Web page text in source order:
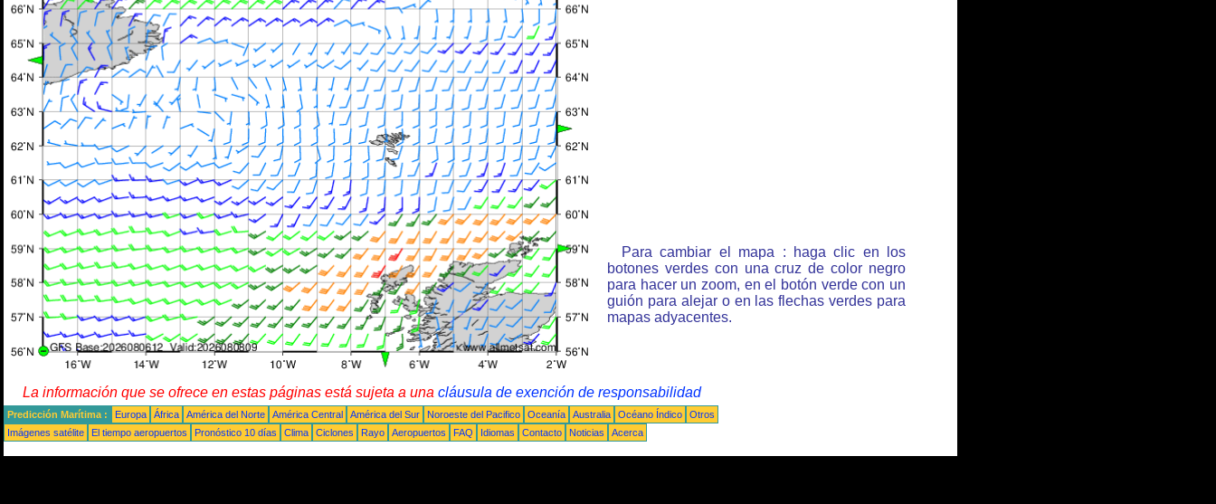
Para cambiar el mapa : haga clic en los
botones verdes con una cruz de color negro
para hacer un zoom, en el botón verde con un
guión para alejar o en las flechas verdes para
mapas adyacentes.
La información que se ofrece en estas páginas está sujeta a una cláusula de exención de responsabilidad
Predicción Marítima : Europa África América del Norte América Central América del Sur Noroeste del Pacifico Oceanía Australia Océano Índico
Otros
Imágenes satélite
El tiempo aeropuertos Pronóstico 10 días Clima Ciclones Rayo Aeropuertos FAQ Idiomas Contacto Noticias Acerca